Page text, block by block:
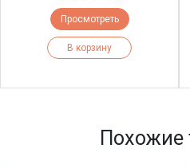
Просмотреть
В корзину
Похожие